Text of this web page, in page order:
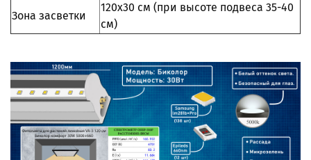
Зона засветки
120х30 см (при высоте подвеса 35-40
см)